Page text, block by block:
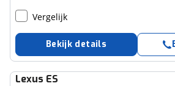
Vergelijk
Bekijk details
Lexus ES